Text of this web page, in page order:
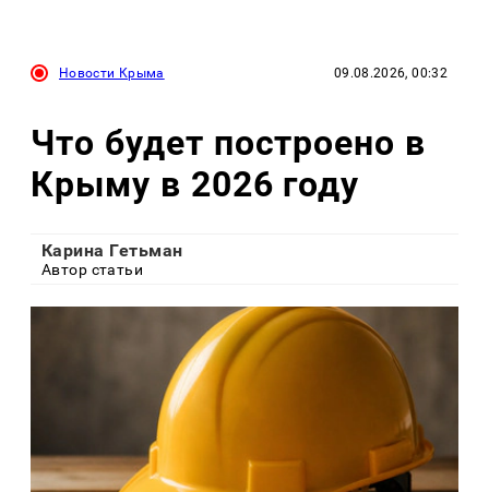
Новости Крыма 09.08.2026, 00:32
Что будет построено в
Крыму в 2026 году
Карина Гетьман
Автор статьи